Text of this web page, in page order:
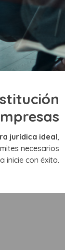
jurídica ideal,
necesarios
inicie con éxito.